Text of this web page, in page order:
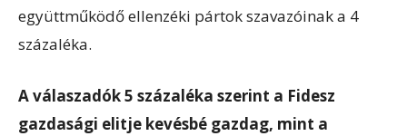
együttműködő ellenzéki pártok szavazóinak a 4
százaléka.
A válaszadók 5 százaléka szerint a Fidesz
gazdasági elitje kevésbé gazdag, mint a